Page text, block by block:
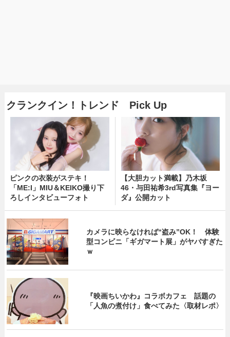
クランクイン！トレンド Pick Up
ピンクの衣装がステキ！
「ME:I」MIU＆KEIKO撮り下
ろしインタビューフォト
【大胆カット満載】乃木坂
46・与田祐希3rd写真集『ヨー
ダ』公開カット
カメラに映らなければ“盗み”OK！ 体験
型コンビニ「ギガマート展」がヤバすぎた
ｗ
『映画ちいかわ』コラボカフェ 話題の
「人魚の煮付け」食べてみた〈取材レポ〉